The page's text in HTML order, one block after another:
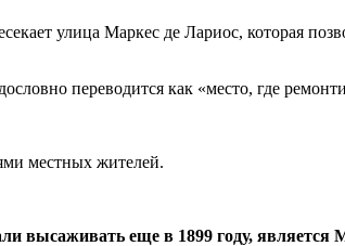
улица Маркес де Лариос, которая
переводится как «место, где
местных жителей.
высаживать еще в 1899 году,